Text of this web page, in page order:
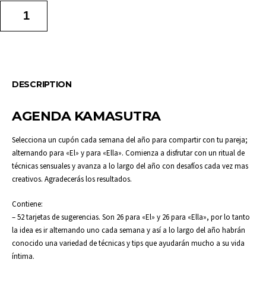
DESCRIPTION
AGENDA KAMASUTRA
Selecciona un cupón cada semana del año para compartir con tu pareja;
alternando para «El» y para «Ella». Comienza a disfrutar con un ritual de
técnicas sensuales y avanza a lo largo del año con desafíos cada vez mas
creativos. Agradecerás los resultados.
Contiene:
– 52 tarjetas de sugerencias. Son 26 para «El» y 26 para «Ella», por lo tanto
la idea es ir alternando uno cada semana y así a lo largo del año habrán
conocido una variedad de técnicas y tips que ayudarán mucho a su vida
íntima.